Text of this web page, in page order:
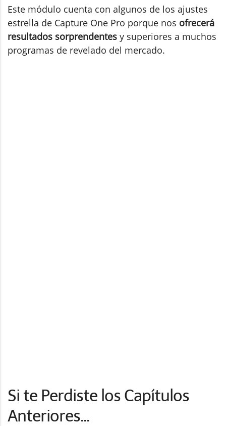
Este módulo cuenta con algunos de los ajustes
estrella de Capture One Pro porque nos ofrecerá
resultados sorprendentes y superiores a muchos
programas de revelado del mercado.
Si te Perdiste los Capítulos
Anteriores...